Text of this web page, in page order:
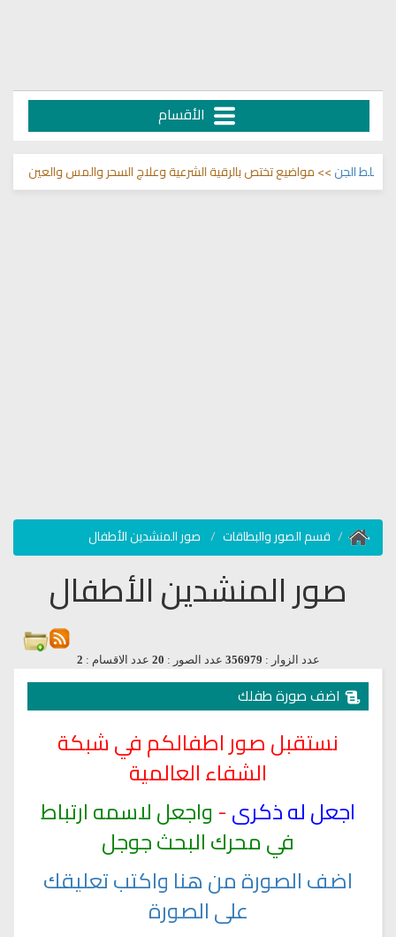
الأقسام
قناة>> مواضيع تختص بالرقية الشرعية وعلاج السحر والمس والعين 🌾
قسم الصور والبطاقات صور المنشدين الأطفال
صور المنشدين الأطفال
عدد الزوار : 356979 عدد الصور : 20 عدد الاقسام : 2
اضف صورة طفلك
نستقبلصور اطفالكم في شبكة
الشفاء العالمية
اجعلله ذكرى- واجعل لاسمه ارتباط
في محرك البحث جوجل
اضف الصورة من هنا واكتب تعليقك
على الصورة